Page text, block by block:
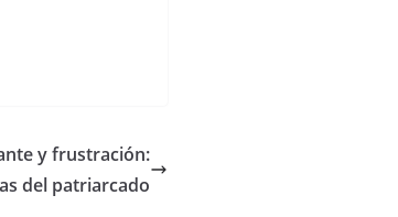
y frustración:
del patriarcado